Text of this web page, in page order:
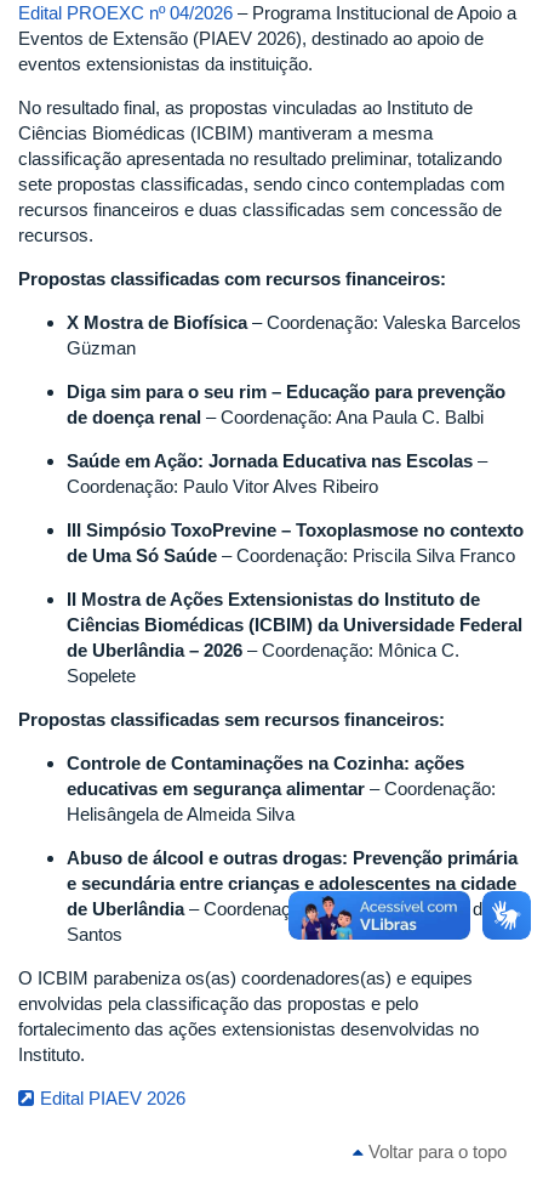
Edital PROEXC nº 04/2026 – Programa Institucional de Apoio a
Eventos de Extensão (PIAEV 2026), destinado ao apoio de
eventos extensionistas da instituição.
No resultado final, as propostas vinculadas ao Instituto de
Ciências Biomédicas (ICBIM) mantiveram a mesma
classificação apresentada no resultado preliminar, totalizando
sete propostas classificadas, sendo cinco contempladas com
recursos financeiros e duas classificadas sem concessão de
recursos.
Propostas classificadas com recursos financeiros:
X Mostra de Biofísica– Coordenação: Valeska Barcelos
Güzman
Diga sim para o seu rim – Educação para prevenção
de doença renal – Coordenação: Ana Paula C. Balbi
Saúde em Ação: Jornada Educativa nas Escolas –
Coordenação: Paulo Vitor Alves Ribeiro
III Simpósio ToxoPrevine – Toxoplasmose no contexto
de Uma Só Saúde – Coordenação: Priscila Silva Franco
II Mostra de Ações Extensionistas do Instituto de
Ciências Biomédicas (ICBIM) da Universidade Federal
de Uberlândia – 2026 – Coordenação: Mônica C.
Sopelete
Propostas classificadas sem recursos financeiros:
Controle de Contaminações na Cozinha: ações
educativas em segurança alimentar – Coordenação:
Helisângela de Almeida Silva
Abuso de álcool e outras drogas: Prevenção primária
e secundária entre crianças e adolescentes na cidade
de Uberlândia– Coordenação: Benvinda Rosalina dos
Santos
O ICBIM parabeniza os(as) coordenadores(as) e equipes
envolvidas pela classificação das propostas e pelo
fortalecimento das ações extensionistas desenvolvidas no
Instituto.
Edital PIAEV 2026
Voltar para o topo